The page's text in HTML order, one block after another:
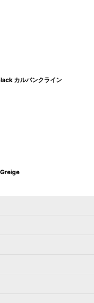
カルバンクライン